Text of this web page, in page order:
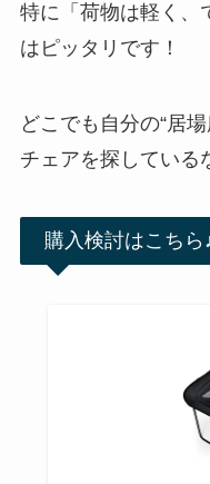
特に「荷物は軽く、
はピッタリです！
どこでも自分の“居
チェアを探している
購入検討はこちら